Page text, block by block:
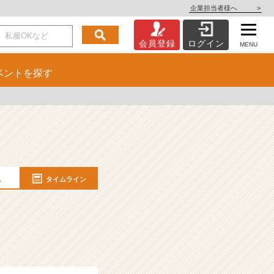
企業担当者様へ >
会員登録 ログイン MENU
ント を探す
タイムライン